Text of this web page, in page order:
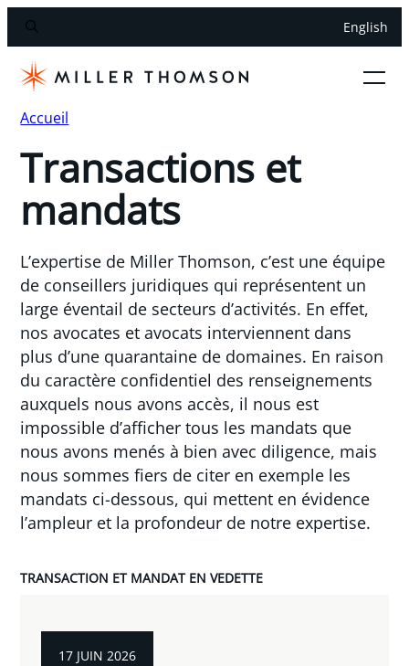
English
Accueil
Transactions et
mandats
L’expertise de Miller Thomson, c’est une équipe
de conseillers juridiques qui représentent un
large éventail de secteurs d’activités. En effet,
nos avocates et avocats interviennent dans
plus d’une quarantaine de domaines. En raison
du caractère confidentiel des renseignements
auxquels nous avons accès, il nous est
impossible d’afficher tous les mandats que
nous avons menés à bien avec diligence, mais
nous sommes fiers de citer en exemple les
mandats ci-dessous, qui mettent en évidence
l’ampleur et la profondeur de notre expertise.
TRANSACTION ET MANDAT EN VEDETTE
17 JUIN 2026